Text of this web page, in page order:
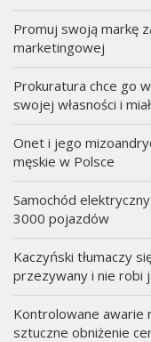
Promuj swoją markę
marketingowej
Prokuratura chce go
swojej własności i
Onet i jego
męskie w Polsce
Samochód elektryczny
3000 pojazdów
Kaczyński tłumaczy
przezywany i nie robi
Kontrolowane awarie
sztuczne obniżenie